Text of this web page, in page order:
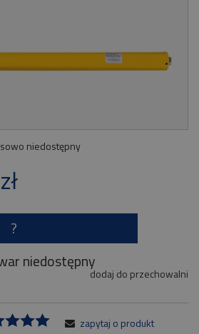
niedostępny
?
niedostępny
dodaj do przechowalni
zapytaj o produkt